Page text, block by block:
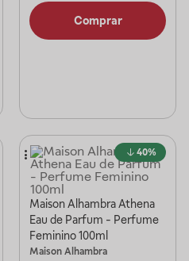
Comprar
40%
Maison Alhambra Athena
Eau de Parfum - Perfume
Feminino 100ml
Maison Alhambra